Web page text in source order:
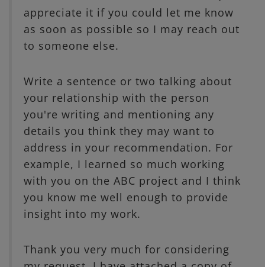
appreciate it if you could let me know
as soon as possible so I may reach out
to someone else.
Write a sentence or two talking about
your relationship with the person
you're writing and mentioning any
details you think they may want to
address in your recommendation. For
example, I learned so much working
with you on the ABC project and I think
you know me well enough to provide
insight into my work.
Thank you very much for considering